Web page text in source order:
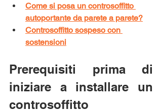
Come si posa un controsoffitto
autoportante da parete a parete?
Controsoffitto sospeso con
sostensioni
Prerequisiti prima di
iniziare a installare un
controsoffitto